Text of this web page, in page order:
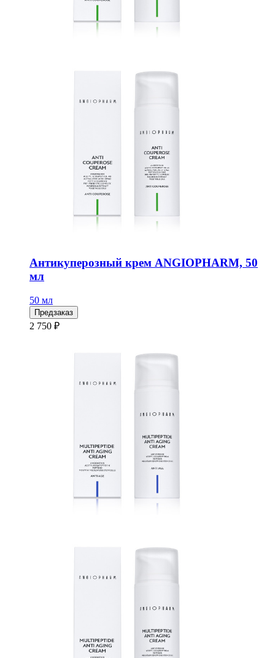
Антикуперозный крем ANGIOPHARM, 50
мл
50 мл
Предзаказ
2 750 ₽